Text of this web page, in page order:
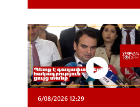
6/08/2026 12:29